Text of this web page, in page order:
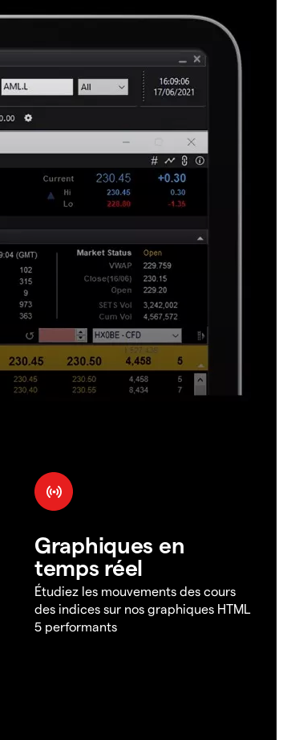
Graphiques en
temps réel
Étudiez les mouvements des cours
des indices sur nos graphiques HTML
5 performants